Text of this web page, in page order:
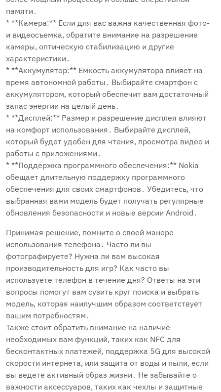
памяти․
* **Камера:** Если для вас важна качественная фото-
и видеосъемка, обратите внимание на разрешение
камеры, оптическую стабилизацию и другие
характеристики․
* **Аккумулятор:** Емкость аккумулятора влияет на
время автономной работы․ Выбирайте смартфон с
аккумулятором, который обеспечит вам достаточный
запас энергии на целый день․
* **Дисплей:** Размер и разрешение дисплея влияют
на комфорт использования․ Выбирайте дисплей,
который будет удобен для чтения, просмотра видео и
работы с приложениями․
* **Поддержка программного обеспечения:** Nokia
обещает длительную поддержку программного
обеспечения для своих смартфонов․ Убедитесь, что
выбранная вами модель будет получать регулярные
обновления безопасности и новые версии Android․
Принимая решение, помните о своей манере
использования телефона․ Часто ли вы
фотографируете? Нужна ли вам высокая
производительность для игр? Как часто вы
используете телефон в течение дня? Ответы на эти
вопросы помогут вам сузить круг поиска и выбрать
модель, которая наилучшим образом соответствует
вашим потребностям․
Также стоит обратить внимание на наличие
необходимых вам функций, таких как NFC для
бесконтактных платежей, поддержка 5G для высокой
скорости интернета, или защита от воды и пыли, если
вы ведете активный образ жизни․ Не забывайте о
важности аксессуаров, таких как чехлы и защитные